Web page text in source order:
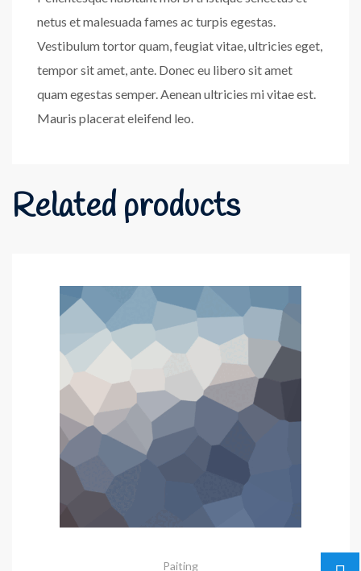
netus et malesuada fames ac turpis egestas.
Vestibulum tortor quam, feugiat vitae, ultricies eget,
tempor sit amet, ante. Donec eu libero sit amet
quam egestas semper. Aenean ultricies mi vitae est.
Mauris placerat eleifend leo.
Related products
Paiting